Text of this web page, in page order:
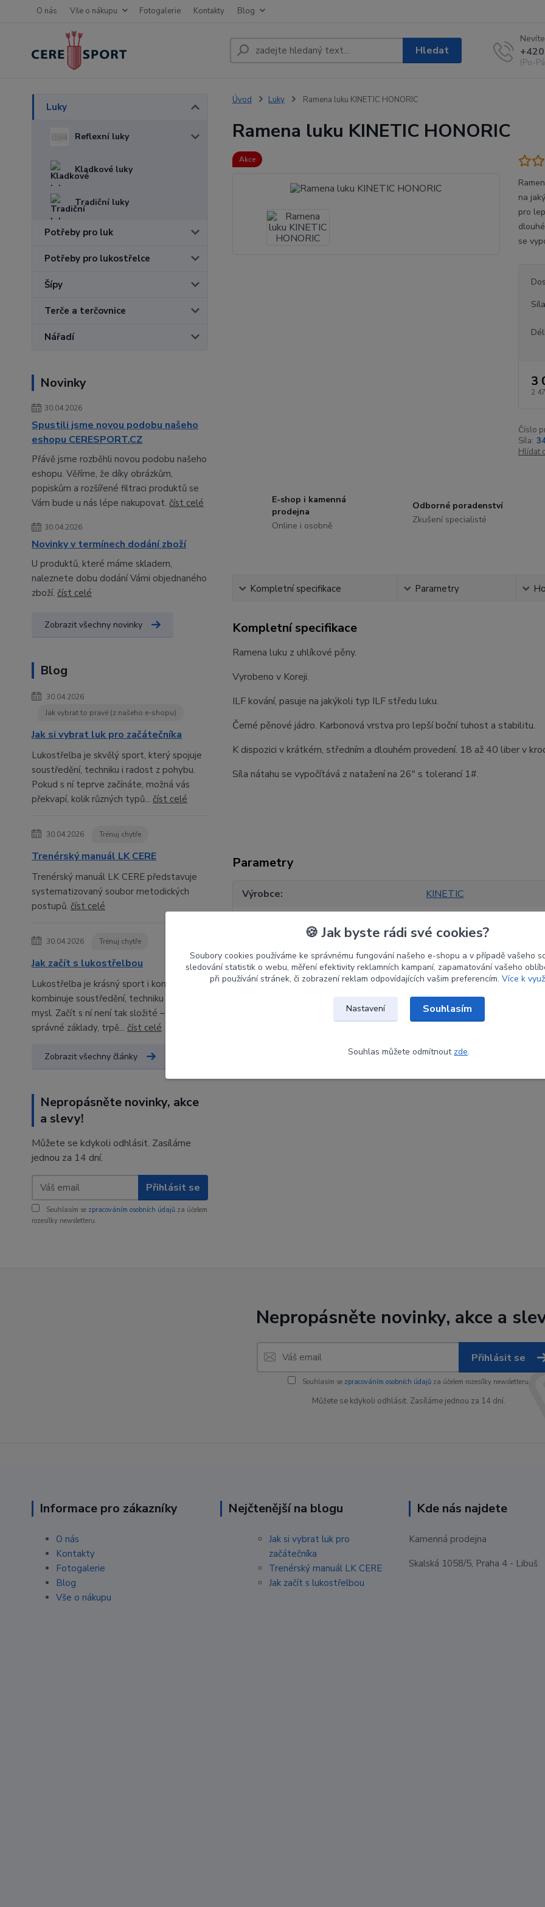
O nás Vše o nákupu Fotogalerie Kontakty Blog
Hledat
(Po-
Luky
Reflexní luky
Kladkové luky
Tradiční luky
Potřeby pro luk
Potřeby pro lukostřelce
Šípy
Terče a terčovnice
Nářadí
Novinky
30.04.2026
Spustili jsme novou podobu našeho
eshopu CERESPORT.CZ
Přávě jsme rozběhli novou podobu našeho
eshopu. Věříme, že díky obrázkům,
popiskům a rozšířené filtraci produktů se
Vám bude u nás lépe nakupovat. číst celé
30.04.2026
Novinky v termínech dodání zboží
U produktů, které máme skladem,
naleznete dobu dodání Vámi objednaného
zboží. číst celé
Zobrazit všechny novinky
Blog
30.04.2026
Jak vybrat to pravé (z našeho e-shopu)
Jak si vybrat luk pro začátečníka
Lukostřelba je skvělý sport, který spojuje
soustředění, techniku i radost z pohybu.
Pokud s ní teprve začínáte, možná vás
překvapí, kolik různých typů... číst celé
30.04.2026 Trénuj chytře
Trenérský manuál LK CERE
Trenérský manuál LK CERE představuje
systematizovaný soubor metodických
postupů. číst celé
30.04.2026 Trénuj chytře
Jak začít s lukostřelbou
Lukostřelba je krásný sport i koníček, který
kombinuje soustředění, techniku a klidnou
mysl. Začít s ní není tak složité – stačí
správné základy, trpě... číst celé
Zobrazit všechny články
Nepropásněte novinky, akce
a slevy!
Můžete se kdykoli odhlásit. Zasíláme
jednou za 14 dní.
Přihlásit se
Souhlasím se zpracováním osobních údajů za účelem
rozesílky newsletteru.
Úvod Luky Ramena luku KINETIC HONORIC
Ramena luku KINETIC HONORIC
Akce
na
pro
se
Síla
3
2
Číslo
Síla:
Hlídat
E-shop i kamenná
prodejna
Online i osobně
Odborné poradenství
Zkušení specialisté
Kompletní specifikace Parametry
Kompletní specifikace
Ramena luku z uhlíkové pěny.
Vyrobeno v Koreji.
ILF kování, pasuje na jakýkoli typ ILF středu luku.
Černé pěnové jádro. Karbonová vrstva pro lepší boční tuhost a stabilitu.
K dispozici v krátkém, středním a dlouhém provedení. 18 až 40 liber v
Síla nátahu se vypočítává z natažení na 26" s tolerancí 1#.
Parametry
Výrobce
KINETIC
Zboží zařazeno v kategoriích
Nepropásněte novinky, akce a
Přihlásit se
Souhlasím se zpracováním osobních údajůza účelem rozesílky newsletteru.
Můžete se kdykoli odhlásit. Zasíláme jednou za 14 dní.
Informace pro zákazníky
O nás
Kontakty
Fotogalerie
Blog
Vše o nákupu
Nejčtenější na blogu
Jak si vybrat luk pro
začátečníka
Trenérský manuál LK CERE
Jak začít s lukostřelbou
Kde nás najdete
Kamenná prodejna
Skalská 1058/5, Praha 4 - Libuš
🍪 Jak byste rádi své cookies?
Soubory cookies používáme ke správnému fungování našeho e-shopu a v případě vašeho
sledování statistik o webu, měření efektivity reklamních kampaní, zapamatování vašeho
při používání stránek, či zobrazení reklam odpovídajících vašim preferencím. Více k
Nastavení Souhlasím
Souhlas můžete odmítnout zde.